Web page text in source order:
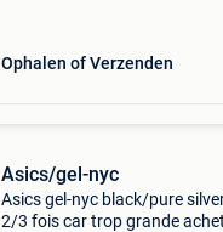
Ophalen of Verzenden
Asics/gel-nyc
Asics gel-nyc black/pure
2/3 fois car trop grande